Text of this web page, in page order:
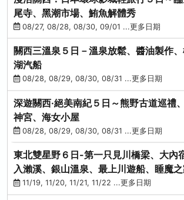
尾寺、黑潮市場、鮪魚解體秀
08/27, 08/28, 08/30, 09/01 ...更多日期
關西三溫泉５日－溫泉放鬆、醬油製作
湖汽船
08/28, 08/29, 08/30, 08/31 ...更多日期
深遊關西·絕美南紀５日～熊野古道巡禮
神宮、海女小屋
08/28, 08/29, 08/30, 08/31 ...更多日期
東北雙星野６日-第一只見川橋梁、大內
入瀨溪、銀山溫泉、最上川遊船、睡魔之
(仙/青)
11/19, 11/20, 11/21, 11/22 ...更多日期